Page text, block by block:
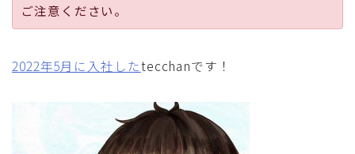
ご注意ください。
2022年5月に入社したtecchanです！